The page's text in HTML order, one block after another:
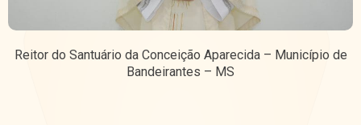
Reitor do Santuário da Conceição Aparecida – Município de
Bandeirantes – MS